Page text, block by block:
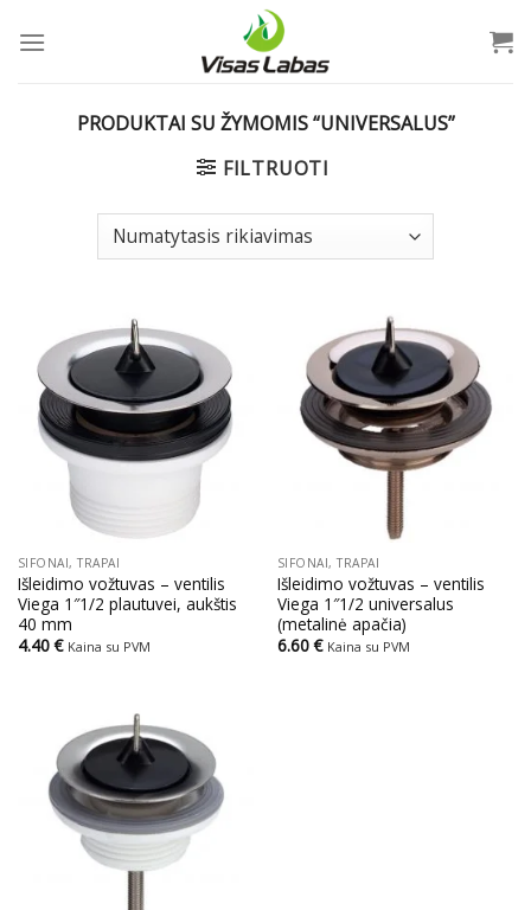
PRODUKTAI SU ŽYMOMIS “UNIVERSALUS”
FILTRUOTI
SIFONAI, TRAPAI
Išleidimo vožtuvas – ventilis
Viega 1″1/2 plautuvei, aukštis
40 mm
4.40€ Kaina su PVM
SIFONAI, TRAPAI
Išleidimo vožtuvas – ventilis
Viega 1″1/2 universalus
(metalinė apačia)
6.60€ Kaina su PVM